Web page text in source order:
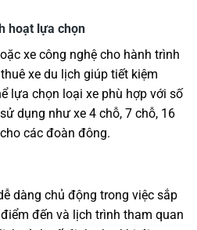
hoạt lựa chọn
xe công nghệ cho hành trình
xe du lịch giúp tiết kiệm
lựa chọn loại xe phù hợp với số
dụng như xe 4 chỗ, 7 chỗ, 16
các đoàn đông.
dàng chủ động trong việc sắp
đến và lịch trình tham quan